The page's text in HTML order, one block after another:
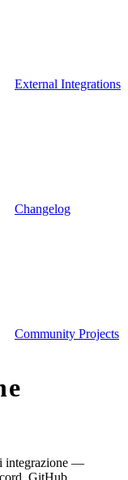
External Integrations
Changelog
Community Projects
integrazione —
GitHub,